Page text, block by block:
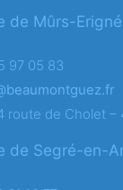
de Mûrs-Erigné
97 05 83
route de Cholet –
de Segré-en-